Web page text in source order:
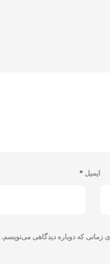
ایمیل *
زمانی که دوباره دیدگاهی می‌نویسم.